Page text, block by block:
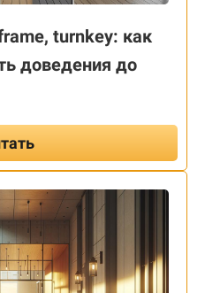
turnkey: как
доведения до